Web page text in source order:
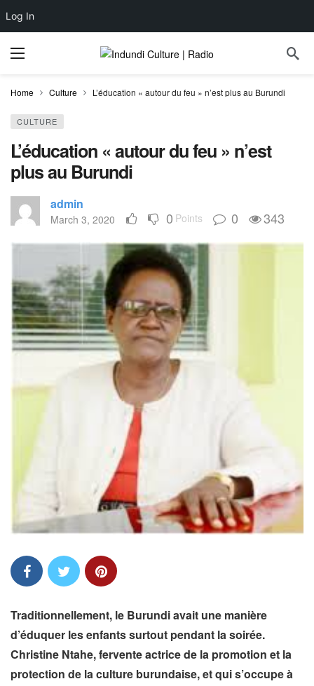
Log In
Home Culture L’éducation « autour du feu » n’est plus au Burundi
CULTURE
L’éducation « autour du feu » n’est
plus au Burundi
admin
March 3, 2020 0 Points 0 343
Traditionnellement, le Burundi avait une manière
d’éduquer les enfants surtout pendant la soirée.
Christine Ntahe, fervente actrice de la promotion et la
protection de la culture burundaise, et qui s’occupe à